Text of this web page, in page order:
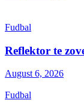
Fudbal
Reflektor te
August 6, 2026
Fudbal